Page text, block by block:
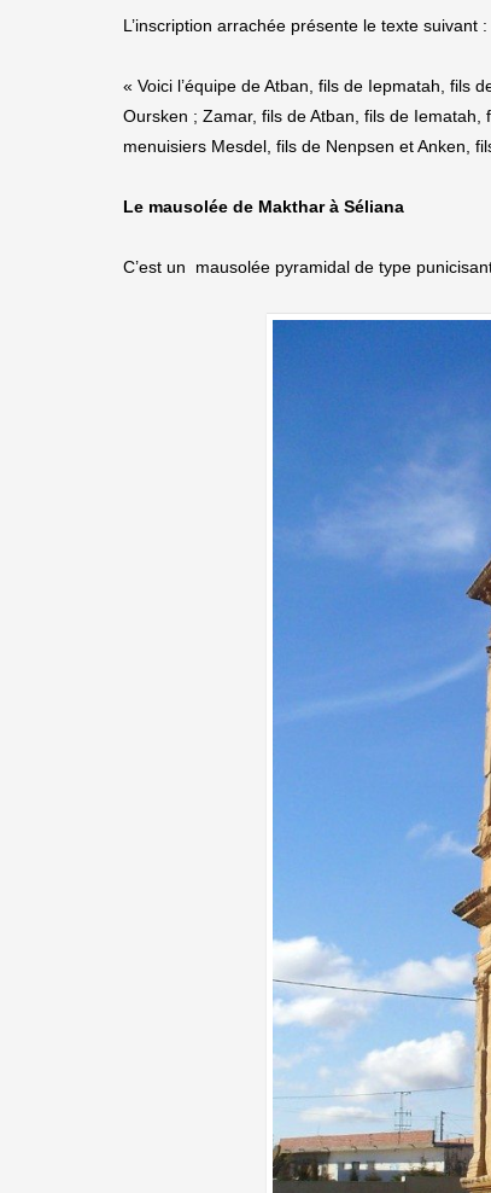
L’inscription arrachée présente le texte suivant :
« Voici l’équipe de Atban, fils de Iepmatah, fils
Oursken ; Zamar, fils de Atban, fils de
menuisiers Mesdel, fils de Nenpsen et Anken,
Le mausolée de Makthar à Séliana
C’est un mausolée pyramidal de type